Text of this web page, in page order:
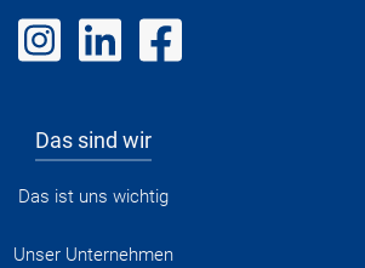
Das sind wir
Das ist uns wichtig
Unser Unternehmen